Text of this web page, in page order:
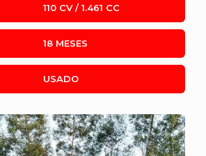
110 CV / 1.461 CC
18 MESES
USADO